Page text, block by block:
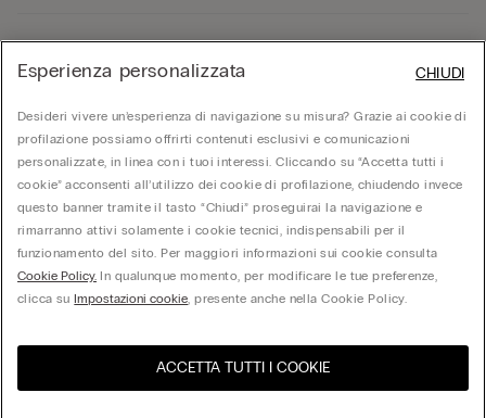
Area Legale
Corporate
© Calzedonia S.p.A | P.iva 02253210237 | Sede Legale: Malcesine (VR), Via Portici
Umberto Primo n. 5/3 | Cod. Fisc. e n.iscr. al Reg. Imprese di Verona: 01037050422 |
direzione e coordinamento di Oniverse Holding S.p.A.
Italia Italiano
Esperienza personalizzata
Desideri vivere un’esperienza di navigazione su misura? Grazie ai cookie di
profilazione possiamo offrirti contenuti esclusivi e comunicazioni
personalizzate, in linea con i tuoi interessi. Cliccando su “Accetta tutti i
cookie” acconsenti all’utilizzo dei cookie di profilazione, chiudendo invece
questo banner tramite il tasto “Chiudi” proseguirai la navigazione e
rimarranno attivi solamente i cookie tecnici, indispensabili per il
funzionamento del sito. Per maggiori informazioni sui cookie consulta
Cookie Policy. In qualunque momento, per modificare le tue preferenze,
clicca suImpostazioni cookie, presente anche nella Cookie Policy.
ACCETTA TUTTI I COOKIE
CHIUDI